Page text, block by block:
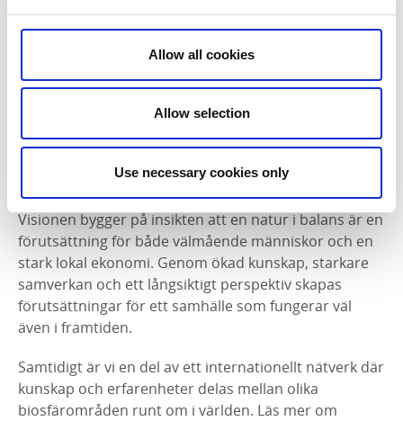
Allow all cookies
Allow selection
Use necessary cookies only
utvecklas fram till år 2030 där visionen är att området
ska vara ett föredöme för hållbar utveckling som
bygger på fyra grundvärden:
Samarbete utan gränser
Hållbar utveckling av samhällen och livsmiljöer
Ett näringsliv som skapar värde med hänsyn till
Ökad kunskap om naturens betydelse för våra liv
Visionen bygger på insikten att en natur i balans är en
förutsättning för både välmående människor och en
stark lokal ekonomi. Genom ökad kunskap, starkare
samverkan och ett långsiktigt perspektiv skapas
förutsättningar för ett samhälle som fungerar väl
även i framtiden.
Samtidigt är vi en del av ett internationellt nätverk där
kunskap och erfarenheter delas mellan olika
biosfärområden runt om i världen. Läs mer om